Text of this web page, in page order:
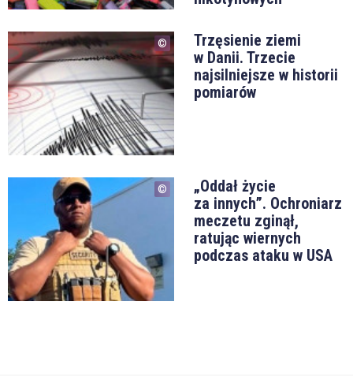
Trzęsienie ziemi
w Danii. Trzecie
najsilniejsze w historii
pomiarów
„Oddał życie
za innych”. Ochroniarz
meczetu zginął,
ratując wiernych
podczas ataku w USA